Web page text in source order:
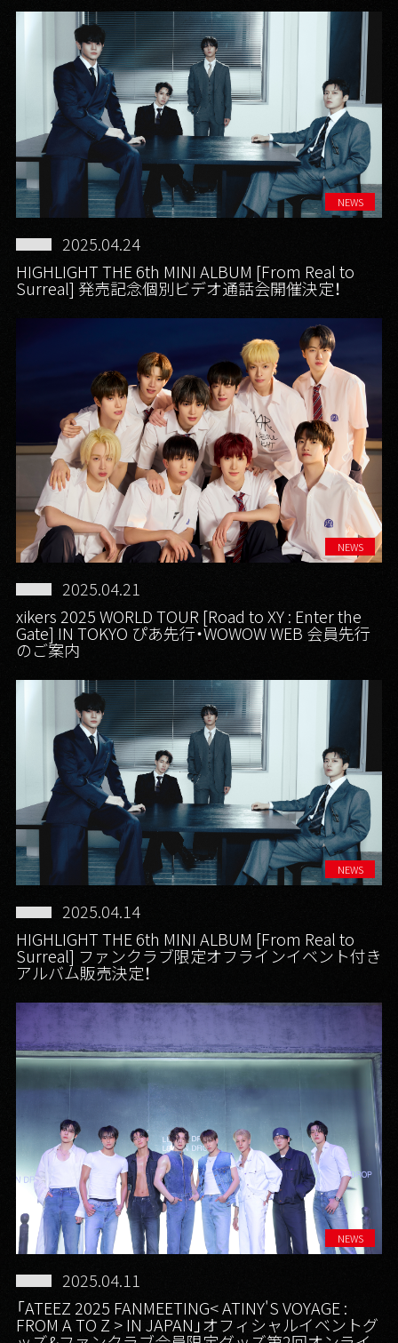
NEWS
2025.04.24
HIGHLIGHT THE 6th MINI ALBUM [From Real to
Surreal] 発売記念個別ビデオ通話会開催決定！
NEWS
2025.04.21
xikers 2025 WORLD TOUR [Road to XY : Enter the
Gate] IN TOKYO ぴあ先行・WOWOW WEB 会員先行
のご案内
NEWS
2025.04.14
HIGHLIGHT THE 6th MINI ALBUM [From Real to
Surreal] ファンクラブ限定オフラインイベント付き
アルバム販売決定！
NEWS
2025.04.11
「ATEEZ 2025 FANMEETING< ATINY'S VOYAGE :
FROM A TO Z > IN JAPAN」オフィシャルイベントグ